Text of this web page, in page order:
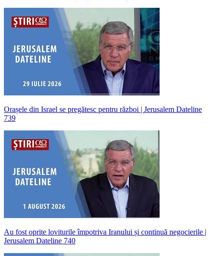
Orașele din Israel se pregătesc pentru război | Jerusalem Dateline
739
Au fost oprite loviturile împotriva Iranului și continuă negocierile |
Jerusalem Dateline 740